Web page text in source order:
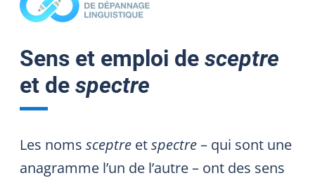
Sens et emploi de sceptre
et de spectre
Les noms sceptre etspectre– qui sont une
anagramme l’un de l’autre – ont des sens